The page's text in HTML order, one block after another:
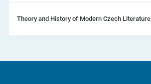
Theory and History of Modern Czech Literature